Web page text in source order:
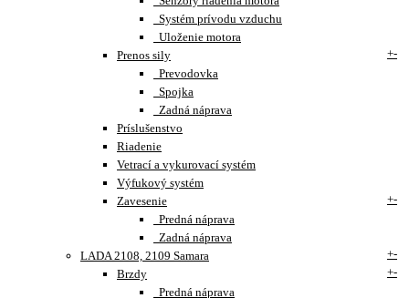
Systém prívodu vzduchu
Uloženie motora
Prenos sily
+-
Prevodovka
Spojka
Zadná náprava
Príslušenstvo
Riadenie
Vetrací a vykurovací systém
Výfukový systém
Zavesenie
+-
Predná náprava
Zadná náprava
LADA 2108, 2109 Samara
+-
Brzdy
+-
Predná náprava